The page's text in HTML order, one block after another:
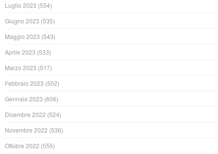
Luglio 2023 (554)
Giugno 2023 (535)
Maggio 2023 (543)
Aprile 2023 (533)
Marzo 2023 (517)
Febbraio 2023 (502)
Gennaio 2023 (606)
Dicembre 2022 (524)
Novembre 2022 (536)
Ottobre 2022 (555)